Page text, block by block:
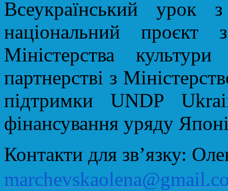
Всеукраїнський урок з
національний проєкт
Міністерства
партнерстві з
підтримки UNDP
фінансування уряду
Контакти для звʼязку: